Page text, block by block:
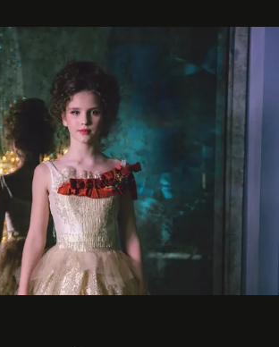
2025, представляет собой
современной культуры.